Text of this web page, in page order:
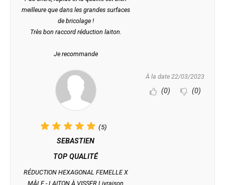
meilleure que dans les grandes surfaces
de bricolage !
Très bon raccord réduction laiton.
Je recommande
(5)
SEBASTIEN
TOP QUALITÉ
RÉDUCTION HEXAGONAL FEMELLE X
MÂLE - LAITON À VISSER Livraison
À la date 22/03/2023
(0) (0)